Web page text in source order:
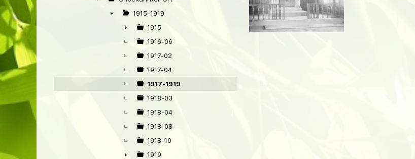
1915-1919
►
1915
1916-06
1917-02
1917-04
1917-1919
1918-03
1918-04
1918-08
1918-10
1919